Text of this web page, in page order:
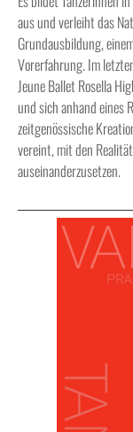
aus und verleiht das
Grundausbildung,
Vorerfahrung. Im
Jeune Ballet Rosella
und sich anhand eines
zeitgenössische
vereint, mit den
auseinanderzusetzen.